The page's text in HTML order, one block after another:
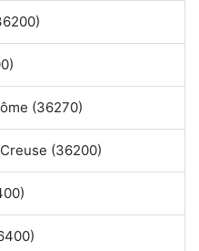
(36270)
(36200)